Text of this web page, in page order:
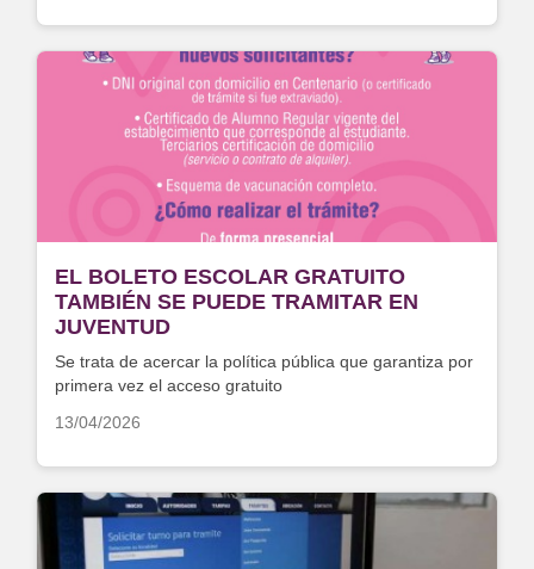
EL BOLETO ESCOLAR GRATUITO
TAMBIÉN SE PUEDE TRAMITAR EN
JUVENTUD
Se trata de acercar la política pública que garantiza por
primera vez el acceso gratuito
13/04/2026